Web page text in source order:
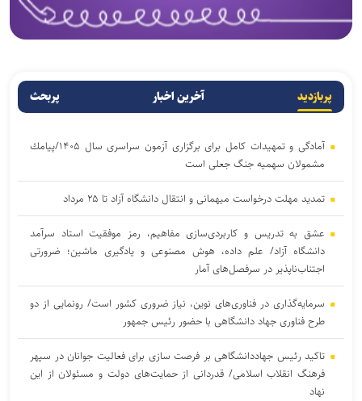
پربازدید آخرین اخبار پربحث
آمادگی و تمهیدات كامل برای برگزاری آزمون سراسری سال ۱۴۰۵/پیامك
مشمولان سهمیه جنگ جعلی است
تمدید مهلت درخواست میهمانی و انتقال دانشگاه آزاد تا ۲۵ مرداد
عشق به تدریس و کاربردی‌سازی مفاهیم، رمز موفقیت استاد سرآمد
دانشگاه آزاد/ علم داده، هوش مصنوعی و یادگیری ماشین؛ ضرورتی
اجتناب‌ناپذیر در سرفصل‌های آمار
سرمایه‌گذاری در فناوری‌های نوین، نیاز ضروری کشور است/ رونمایی از دو
طرح فناوری جهاد دانشگاهی با حضور رئیس جمهور
تاکید رئیس جهاددانشگاهی بر فرصت سازی برای فعالیت جوانان در سپهر
فرهنگ انقلاب اسلامی/ قدردانی از حمایت‌های دولت و مسئولان از این
نهاد